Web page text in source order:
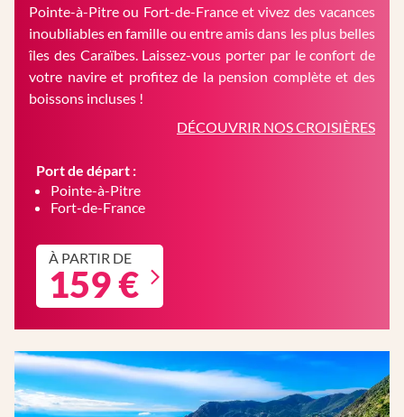
Pointe-à-Pitre ou Fort-de-France et vivez des vacances
inoubliables en famille ou entre amis dans les plus belles
îles des Caraïbes. Laissez-vous porter par le confort de
votre navire et profitez de la pension complète et des
boissons incluses !
DÉCOUVRIR NOS CROISIÈRES
Port de départ :
Pointe-à-Pitre
Fort-de-France
À PARTIR DE
159 €